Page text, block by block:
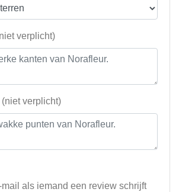
verplicht)
verplicht)
als iemand een review schrijft